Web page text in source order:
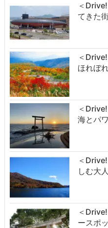
＜
てきた
＜
ほれぼ
＜
海とパ
＜
しむ大
＜
ースポ